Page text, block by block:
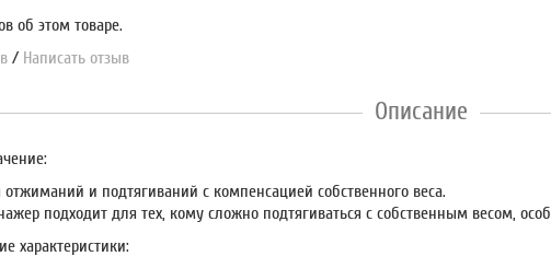
об этом товаре.
/ Написать отзыв
Описание
и подтягиваний с компенсацией собственного веса.
подходит для тех, кому сложно подтягиваться с собственным весом,
характеристики: